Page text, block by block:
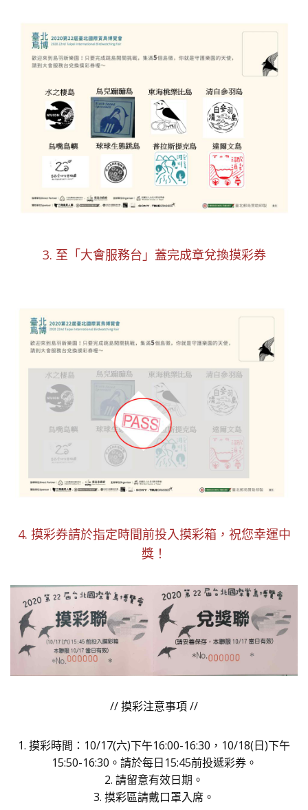
3. 至「大會服務台」蓋完成章兌換摸彩券
4. 摸彩券請於指定時間前投入摸彩箱，祝您幸運中
獎！
// 摸彩注意事項 //
1. 摸彩時間：10/17(六)下午16:00-16:30，10/18(日)下午
15:50-16:30。請於每日15:45前投遞彩券。
2. 請留意有效日期。
3. 摸彩區請戴口罩入席。